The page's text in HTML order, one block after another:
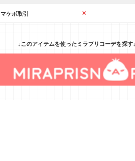
マケボ取引 ×
↓このアイテムを使ったミラプリコーデを探す↓